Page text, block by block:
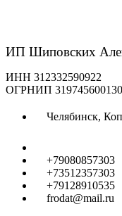
ИП Шиповских
ИНН 312332590922
ОГРНИП
Челябинск,
+79080857303
+73512357303
+79128910535
frodat@mail.ru